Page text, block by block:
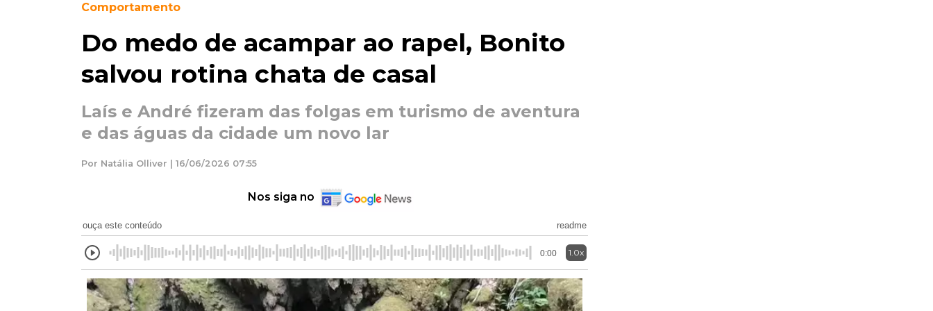
Comportamento
Do medo de acampar ao rapel, Bonito
salvou rotina chata de casal
Laís e André fizeram das folgas em turismo de aventura
e das águas da cidade um novo lar
Por Natália Olliver | 16/06/2026 07:55
Nos siga no
ouça este conteúdo readme
0:00 1.0x